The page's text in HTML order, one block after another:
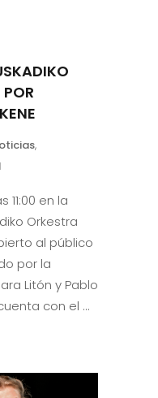
,
11:00 en la
Orkestra
al público
por la
Litón y Pablo
con el